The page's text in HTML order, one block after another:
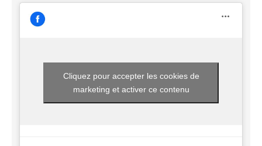
Cliquez pour accepter les cookies de
marketing et activer ce contenu